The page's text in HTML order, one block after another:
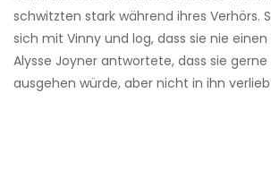
schwitzten stark während ihres Verhörs.
sich mit Vinny und log, dass sie nie einen
Alysse Joyner antwortete, dass sie
ausgehen würde, aber nicht in ihn